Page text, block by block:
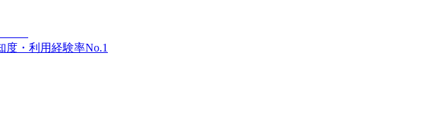
度・利用経験率No.1